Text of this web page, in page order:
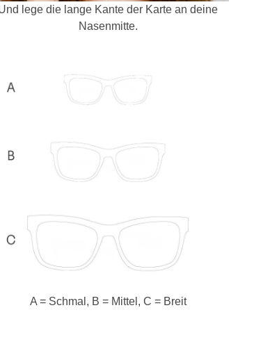
lege die lange Kante der Karte an deine
Nasenmitte.
A = Schmal, B = Mittel, C = Breit